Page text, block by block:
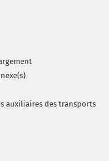
auxiliaires des transports